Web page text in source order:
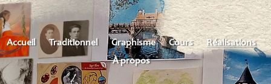
Accueil Traditionnel Graphisme Cours
Réalisations
À propos